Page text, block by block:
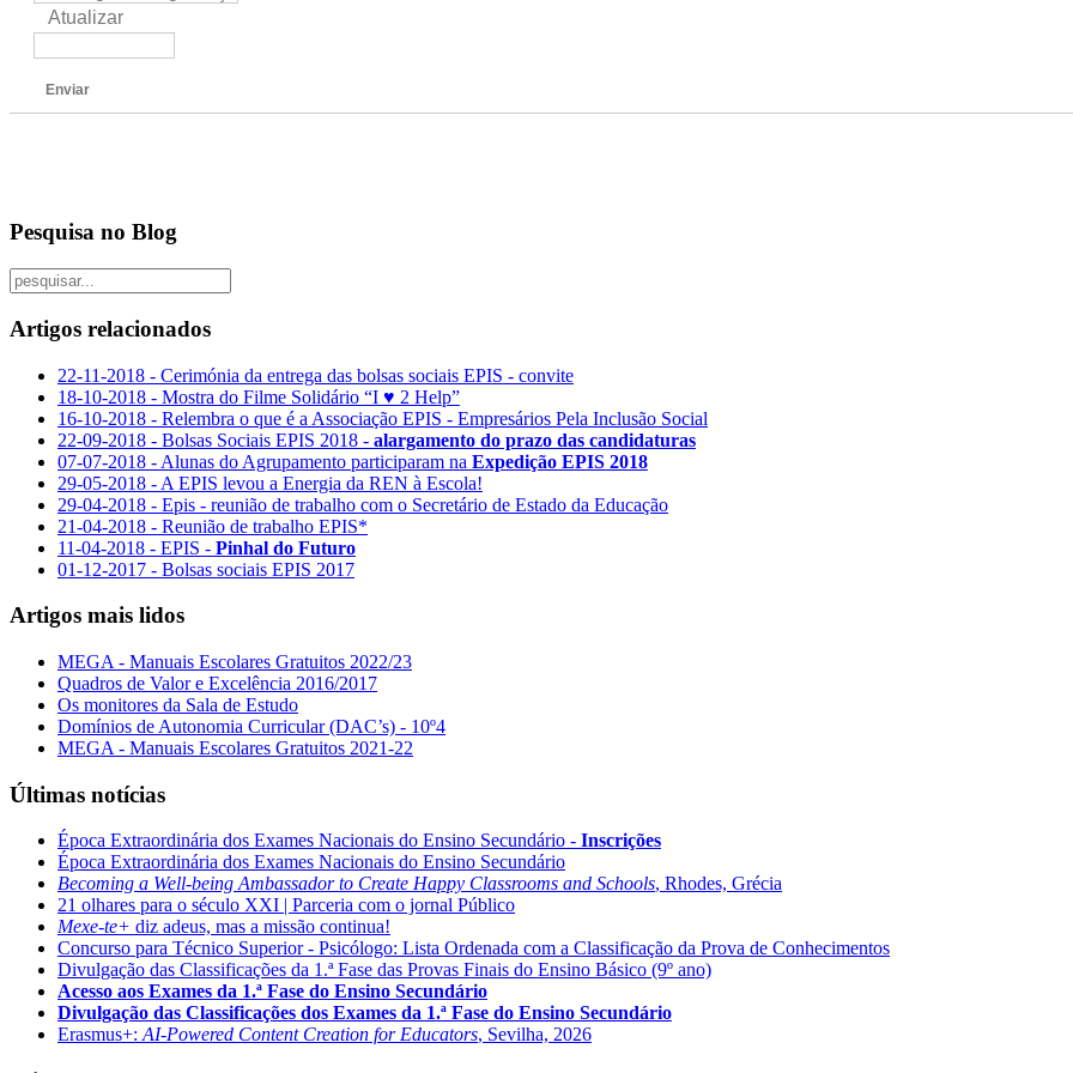
Atualizar
Enviar
Pesquisa no Blog
Artigos relacionados
22-11-2018 - Cerimónia da entrega das bolsas sociais EPIS - convite
18-10-2018 - Mostra do Filme Solidário “I ♥ 2 Help”
16-10-2018 - Relembra o que é a Associação EPIS - Empresários Pela Inclusão Social
22-09-2018 - Bolsas Sociais EPIS 2018 - alargamento do prazo das candidaturas
07-07-2018 - Alunas do Agrupamento participaram na Expedição EPIS 2018
29-05-2018 - A EPIS levou a Energia da REN à Escola!
29-04-2018 - Epis - reunião de trabalho com o Secretário de Estado da Educação
21-04-2018 - Reunião de trabalho EPIS*
11-04-2018 - EPIS - Pinhal do Futuro
01-12-2017 - Bolsas sociais EPIS 2017
Artigos mais lidos
MEGA - Manuais Escolares Gratuitos 2022/23
Quadros de Valor e Excelência 2016/2017
Os monitores da Sala de Estudo
Domínios de Autonomia Curricular (DAC’s) - 10º4
MEGA - Manuais Escolares Gratuitos 2021-22
Últimas notícias
Época Extraordinária dos Exames Nacionais do Ensino Secundário - Inscrições
Época Extraordinária dos Exames Nacionais do Ensino Secundário
Becoming a Well-being Ambassador to Create Happy Classrooms and Schools, Rhodes, Grécia
21 olhares para o século XXI | Parceria com o jornal Público
Mexe-te+ diz adeus, mas a missão continua!
Concurso para Técnico Superior - Psicólogo: Lista Ordenada com a Classificação da Prova de Conhecimentos
Divulgação das Classificações da 1.ª Fase das Provas Finais do Ensino Básico (9º ano)
Acesso aos Exames da 1.ª Fase do Ensino Secundário
Divulgação das Classificações dos Exames da 1.ª Fase do Ensino Secundário
Erasmus+:AI-Powered Content Creation for Educators, Sevilha, 2026